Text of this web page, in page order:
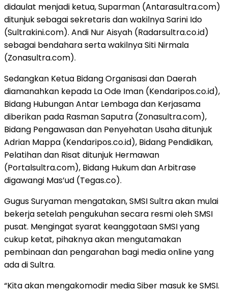
didaulat menjadi ketua, Suparman (Antarasultra.com)
ditunjuk sebagai sekretaris dan wakilnya Sarini Ido
(Sultrakini.com). Andi Nur Aisyah (Radarsultra.co.id)
sebagai bendahara serta wakilnya Siti Nirmala
(Zonasultra.com).
Sedangkan Ketua Bidang Organisasi dan Daerah
diamanahkan kepada La Ode Iman (Kendaripos.co.id),
Bidang Hubungan Antar Lembaga dan Kerjasama
diberikan pada Rasman Saputra (Zonasultra.com),
Bidang Pengawasan dan Penyehatan Usaha ditunjuk
Adrian Mappa (Kendaripos.co.id), Bidang Pendidikan,
Pelatihan dan Risat ditunjuk Hermawan
(Portalsultra.com), Bidang Hukum dan Arbitrase
digawangi Mas’ud (Tegas.co).
Gugus Suryaman mengatakan, SMSI Sultra akan mulai
bekerja setelah pengukuhan secara resmi oleh SMSI
pusat. Mengingat syarat keanggotaan SMSI yang
cukup ketat, pihaknya akan mengutamakan
pembinaan dan pengarahan bagi media online yang
ada di Sultra.
“Kita akan mengakomodir media Siber masuk ke SMSI.